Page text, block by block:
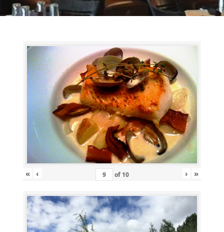
« ‹ of 10 › »